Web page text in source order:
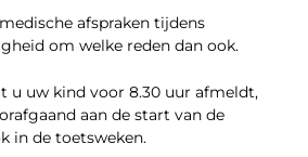
afspraken tijdens
om welke reden dan ook.
u uw kind voor 8.30 uur afmeldt,
aan de start van de
in de toetsweken.